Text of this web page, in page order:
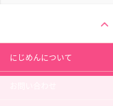
にじめんについて